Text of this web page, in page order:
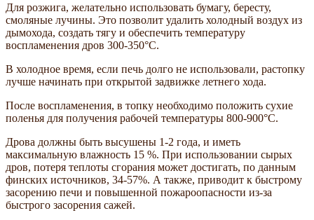
Для розжига, желательно использовать бумагу, бересту,
смоляные лучины. Это позволит удалить холодный воздух из
дымохода, создать тягу и обеспечить температуру
воспламенения дров 300-350°С.
В холодное время, если печь долго не использовали, растопку
лучше начинать при открытой задвижке летнего хода.
После воспламенения, в топку необходимо положить сухие
поленья для получения рабочей температуры 800-900°С.
Дрова должны быть высушены 1-2 года, и иметь
максимальную влажность 15 %. При использовании сырых
дров, потеря теплоты сгорания может достигать, по данным
финских источников, 34-57%. А также, приводит к быстрому
засорению печи и повышенной пожароопасности из-за
быстрого засорения сажей.